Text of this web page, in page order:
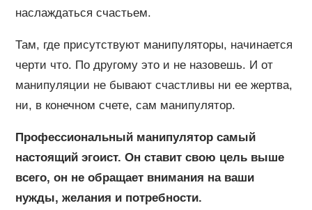
наслаждаться счастьем.
Там, где присутствуют манипуляторы, начинается
черти что. По другому это и не назовешь. И от
манипуляции не бывают счастливы ни ее жертва,
ни, в конечном счете, сам манипулятор.
Профессиональный манипулятор самый
настоящий эгоист. Он ставит свою цель выше
всего, он не обращает внимания на ваши
нужды, желания и потребности.